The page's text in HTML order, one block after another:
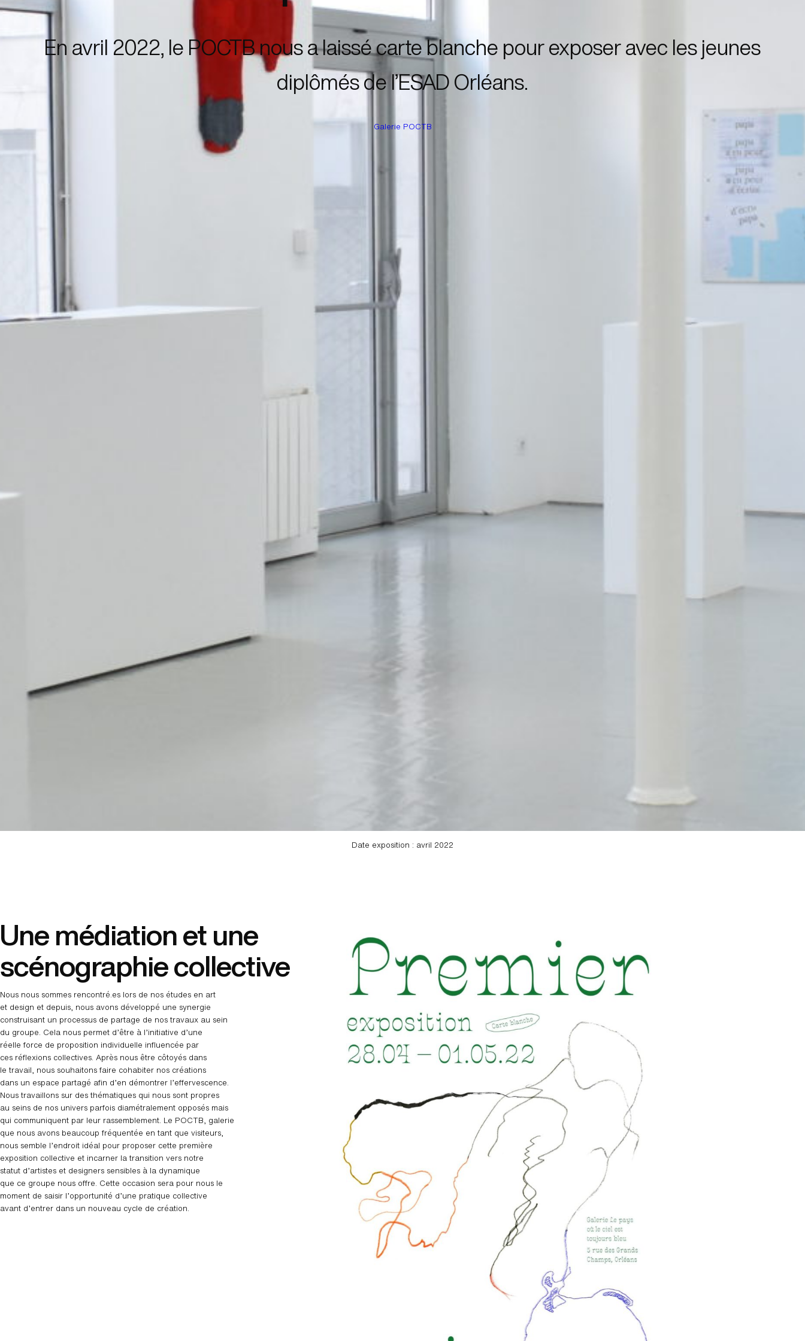
En avril 2022, le POCTB nous a laissé carte blanche pour exposer avec les jeunes
diplômés de l’ESAD Orléans.
Galerie POCTB
Date exposition : avril 2022
Une médiation et une
scénographie collective
Nous nous sommes rencontré.es lors de nos études en art
et design et depuis, nous avons développé une synergie
construisant un processus de partage de nos travaux au sein
du groupe. Cela nous permet d’être à l’initiative d’une
réelle force de proposition individuelle influencée par
ces réflexions collectives. Après nous être côtoyés dans
le travail, nous souhaitons faire cohabiter nos créations
dans un espace partagé afin d’en démontrer l’effervescence.
Nous travaillons sur des thématiques qui nous sont propres
au seins de nos univers parfois diamétralement opposés mais
qui communiquent par leur rassemblement. Le POCTB, galerie
que nous avons beaucoup fréquentée en tant que visiteurs,
nous semble l’endroit idéal pour proposer cette première
exposition collective et incarner la transition vers notre
statut d’artistes et designers sensibles à la dynamique
que ce groupe nous offre. Cette occasion sera pour nous le
moment de saisir l’opportunité d’une pratique collective
avant d’entrer dans un nouveau cycle de création.